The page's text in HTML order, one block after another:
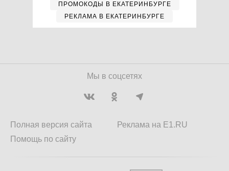
ПРОМОКОДЫ В ЕКАТЕРИНБУРГЕ
РЕКЛАМА В ЕКАТЕРИНБУРГЕ
Мы в соцсетях
Полная версия сайта
Помощь по сайту
Реклама на E1.RU